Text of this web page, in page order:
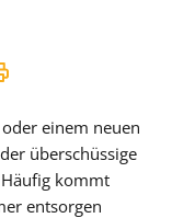
einem neuen
überschüssige
kommt
entsorgen